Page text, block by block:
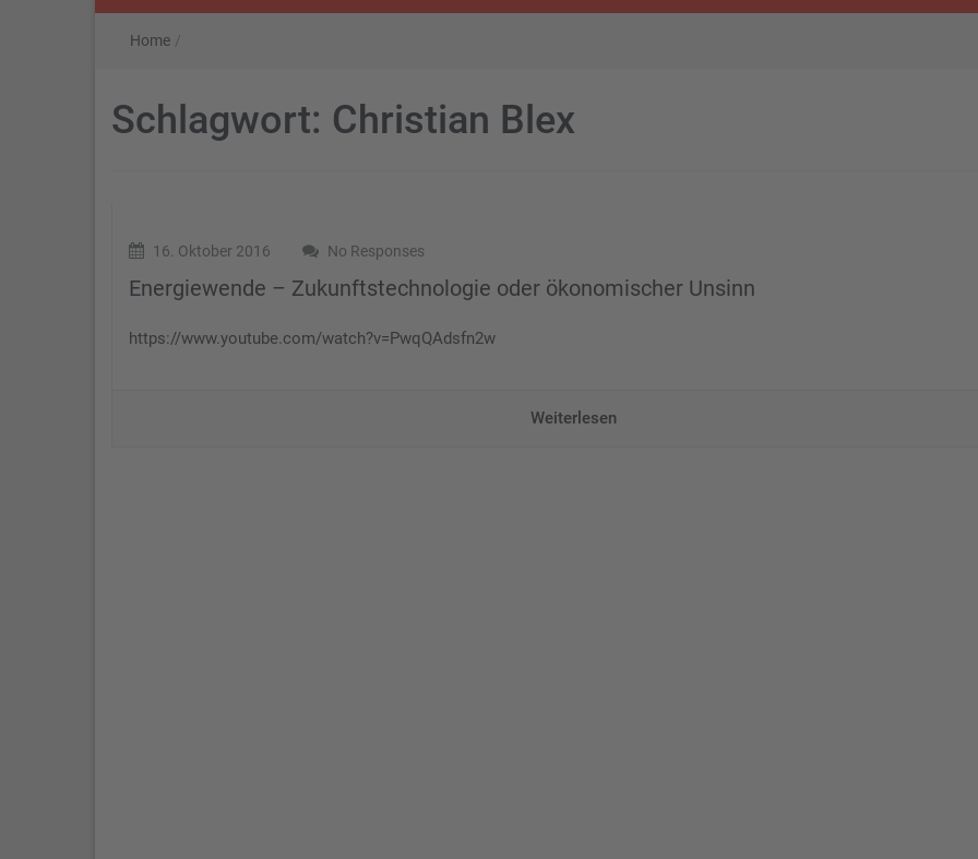
Home /
Schlagwort: Christian Blex
16. Oktober 2016 No Responses
Energiewende – Zukunftstechnologie oder ökonomischer Unsinn
https://www.youtube.com/watch?v=PwqQAdsfn2w
Weiterlesen